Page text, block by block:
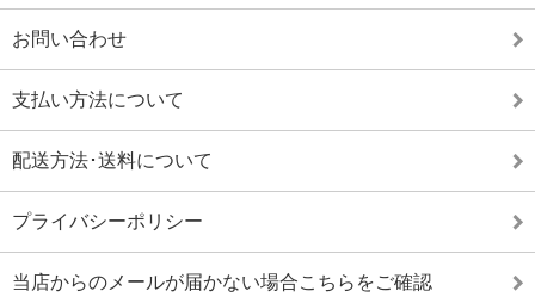
お問い合わせ
支払い方法について
配送方法･送料について
プライバシーポリシー
当店からのメールが届かない場合こちらをご確認